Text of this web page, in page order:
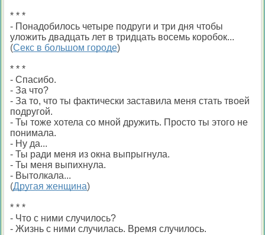
* * *
- Понадобилось четыре подруги и три дня чтобы
уложить двадцать лет в тридцать восемь коробок...
(Секс в большом городе)
* * *
- Спасибо.
- За что?
- За то, что ты фактически заставила меня стать твоей
подругой.
- Ты тоже хотела со мной дружить. Просто ты этого не
понимала.
- Ну да...
- Ты ради меня из окна выпрыгнула.
- Ты меня выпихнула.
- Вытолкала...
(Другая женщина)
* * *
- Что с ними случилось?
- Жизнь с ними случилась. Время случилось.